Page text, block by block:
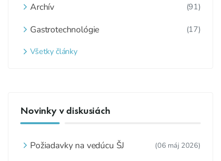
Archív (91)
Gastrotechnológie (17)
Všetky články
Novinky v diskusiách
Požiadavky na vedúcu ŠJ (06 máj 2026)